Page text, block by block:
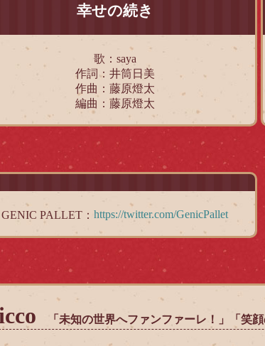
幸せの続き
歌：saya
作詞：井筒日美
作曲：藤原燈太
編曲：藤原燈太
GENIC PALLET：https://twitter.com/GenicPallet
「未知の世界へファンファーレ！」「笑